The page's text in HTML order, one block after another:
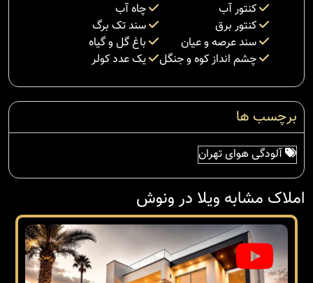
کنتور آب
چاه آب
کنتور برق
سند تک برگ
سند عرصه و عیان
باغ گل و گیاه
چشم انداز کوه و جنگل
یک عدد کولر
برچسب ها
آلودگی هوای تهران
املاک مشابه ویلا در ونوش